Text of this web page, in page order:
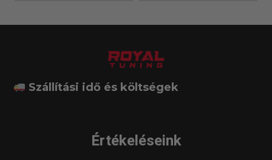
Szállítási idő és költségek
Értékeléseink